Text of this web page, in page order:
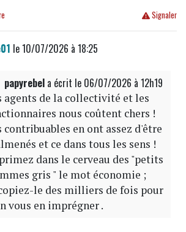
Signaler
le 10/07/2026 à 18:25
papyrebela écrit le 06/07/2026 à 12h19
agents de la collectivité et les
nous coûtent chers !
contribuables en ont assez d'être
et ce dans tous les sens !
dans le cerveau des "petits
gris " le mot économie ;
le des milliers de fois pour
vous en imprégner .